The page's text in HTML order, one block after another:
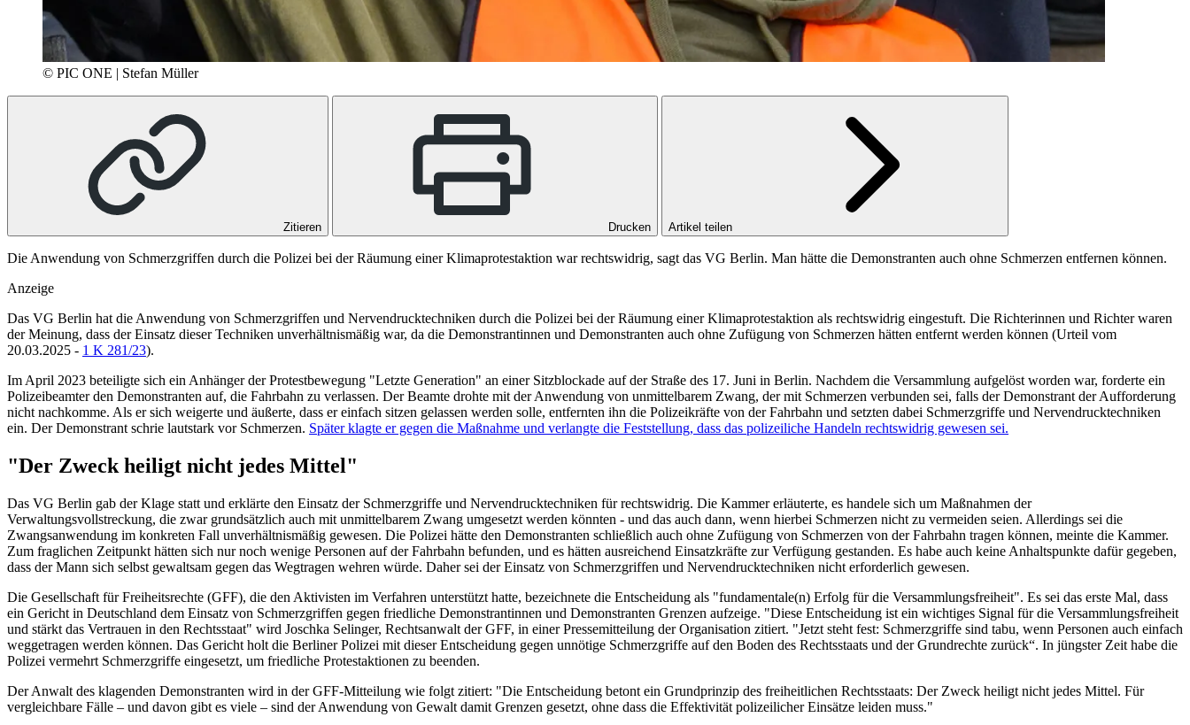
© PIC ONE | Stefan Müller
Zitieren Drucken Artikel teilen
Die Anwendung von Schmerzgriffen durch die Polizei bei der Räumung einer Klimaprotestaktion war rechtswidrig, sagt das VG Berlin. Man hätte die Demonstranten auch ohne Schmerzen entfernen können.
Anzeige
Das VG Berlin hat die Anwendung von Schmerzgriffen und Nervendrucktechniken durch die Polizei bei der Räumung einer Klimaprotestaktion als rechtswidrig eingestuft. Die Richterinnen und Richter waren
der Meinung, dass der Einsatz dieser Techniken unverhältnismäßig war, da die Demonstrantinnen und Demonstranten auch ohne Zufügung von Schmerzen hätten entfernt werden können (Urteil vom
20.03.2025 - 1 K 281/23).
Im April 2023 beteiligte sich ein Anhänger der Protestbewegung "Letzte Generation" an einer Sitzblockade auf der Straße des 17. Juni in Berlin. Nachdem die Versammlung aufgelöst worden war, forderte ein
Polizeibeamter den Demonstranten auf, die Fahrbahn zu verlassen. Der Beamte drohte mit der Anwendung von unmittelbarem Zwang, der mit Schmerzen verbunden sei, falls der Demonstrant der Aufforderung
nicht nachkomme. Als er sich weigerte und äußerte, dass er einfach sitzen gelassen werden solle, entfernten ihn die Polizeikräfte von der Fahrbahn und setzten dabei Schmerzgriffe und Nervendrucktechniken
ein. Der Demonstrant schrie lautstark vor Schmerzen. Später klagte er gegen die Maßnahme und verlangte die Feststellung, dass das polizeiliche Handeln rechtswidrig gewesen sei.
"Der Zweck heiligt nicht jedes Mittel"
Das VG Berlin gab der Klage statt und erklärte den Einsatz der Schmerzgriffe und Nervendrucktechniken für rechtswidrig. Die Kammer erläuterte, es handele sich um Maßnahmen der
Verwaltungsvollstreckung, die zwar grundsätzlich auch mit unmittelbarem Zwang umgesetzt werden könnten - und das auch dann, wenn hierbei Schmerzen nicht zu vermeiden seien. Allerdings sei die
Zwangsanwendung im konkreten Fall unverhältnismäßig gewesen. Die Polizei hätte den Demonstranten schließlich auch ohne Zufügung von Schmerzen von der Fahrbahn tragen können, meinte die Kammer.
Zum fraglichen Zeitpunkt hätten sich nur noch wenige Personen auf der Fahrbahn befunden, und es hätten ausreichend Einsatzkräfte zur Verfügung gestanden. Es habe auch keine Anhaltspunkte dafür gegeben,
dass der Mann sich selbst gewaltsam gegen das Wegtragen wehren würde. Daher sei der Einsatz von Schmerzgriffen und Nervendrucktechniken nicht erforderlich gewesen.
Die Gesellschaft für Freiheitsrechte (GFF), die den Aktivisten im Verfahren unterstützt hatte, bezeichnete die Entscheidung als "fundamentale(n) Erfolg für die Versammlungsfreiheit". Es sei das erste Mal, dass
ein Gericht in Deutschland dem Einsatz von Schmerzgriffen gegen friedliche Demonstrantinnen und Demonstranten Grenzen aufzeige. "Diese Entscheidung ist ein wichtiges Signal für die Versammlungsfreiheit
und stärkt das Vertrauen in den Rechtsstaat" wird Joschka Selinger, Rechtsanwalt der GFF, in einer Pressemitteilung der Organisation zitiert. "Jetzt steht fest: Schmerzgriffe sind tabu, wenn Personen auch einfach
weggetragen werden können. Das Gericht holt die Berliner Polizei mit dieser Entscheidung gegen unnötige Schmerzgriffe auf den Boden des Rechtsstaats und der Grundrechte zurück“. In jüngster Zeit habe die
Polizei vermehrt Schmerzgriffe eingesetzt, um friedliche Protestaktionen zu beenden.
Der Anwalt des klagenden Demonstranten wird in der GFF-Mitteilung wie folgt zitiert: "Die Entscheidung betont ein Grundprinzip des freiheitlichen Rechtsstaats: Der Zweck heiligt nicht jedes Mittel. Für
vergleichbare Fälle – und davon gibt es viele – sind der Anwendung von Gewalt damit Grenzen gesetzt, ohne dass die Effektivität polizeilicher Einsätze leiden muss."